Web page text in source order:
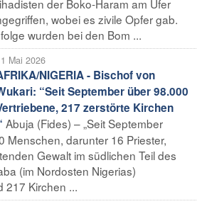
der Boko-Haram am Ufer
wobei es zivile Opfer gab.
wurden bei den Bom ...
Mai 2026
NIGERIA - Bischof von
“Seit September über 98.000
217 zerstörte Kirchen
Abuja (Fides) – „Seit September
Menschen, darunter 16 Priester,
Gewalt im südlichen Teil des
(im Nordosten Nigerias)
217 Kirchen ...